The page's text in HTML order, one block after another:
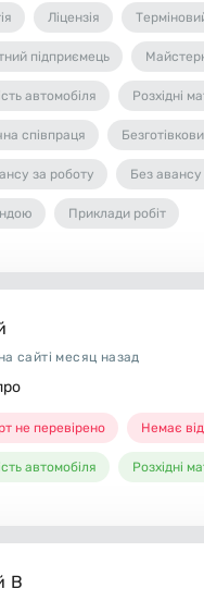
Ліцензія
підприємець
автомобіля Розхідні
співпраця
за роботу Без авансу
Приклади робіт
сайті месяц назад
не перевірено Немає
автомобіля Розхідні
В